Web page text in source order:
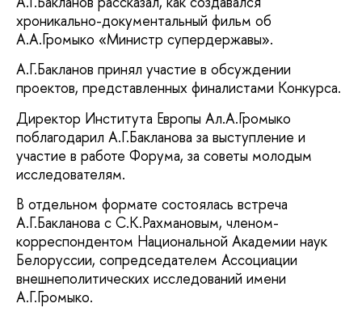
хроникально-документальный фильм об
А.А.Громыко «Министр супердержавы».
А.Г.Бакланов принял участие в обсуждении
проектов, представленных финалистами Конкурса.
Директор Института Европы Ал.А.Громыко
поблагодарил А.Г.Бакланова за выступление и
участие в работе Форума, за советы молодым
исследователям.
В отдельном формате состоялась встреча
А.Г.Бакланова с С.К.Рахмановым, членом-
корреспондентом Национальной Академии наук
Белоруссии, сопредседателем Ассоциации
внешнеполитических исследований имени
А.Г.Громыко.